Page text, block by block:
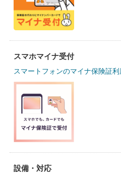
スマホマイナ受付
スマートフォンのマイナ保険証
設備・対応